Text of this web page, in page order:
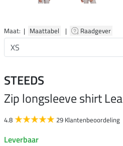
Maat: | Maattabel | Raadgever
STEEDS
Zip longsleeve shirt Lea
4.8 29 Klantenbeoordeling
Leverbaar